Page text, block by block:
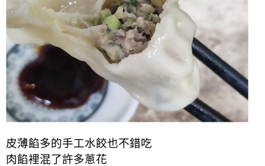
皮薄餡多的手工水餃也不錯吃
肉餡裡混了許多蔥花